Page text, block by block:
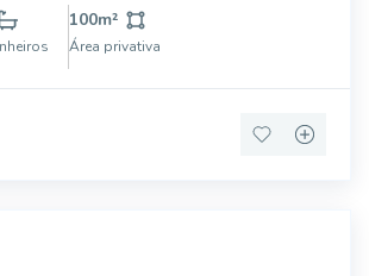
O imóvel possui 125 m² de
sendo 1 suíte, sal
100m²
Área privativa